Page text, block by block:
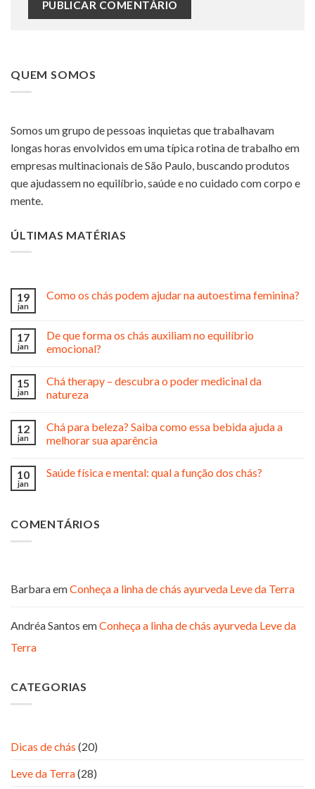
QUEM SOMOS
Somos um grupo de pessoas inquietas que trabalhavam
longas horas envolvidos em uma típica rotina de trabalho em
empresas multinacionais de São Paulo, buscando produtos
que ajudassem no equilíbrio, saúde e no cuidado com corpo e
mente.
ÚLTIMAS MATÉRIAS
19
jan
Como os chás podem ajudar na autoestima feminina?
17
jan
De que forma os chás auxiliam no equilíbrio
emocional?
15
jan
Chá therapy – descubra o poder medicinal da
natureza
12
jan
Chá para beleza? Saiba como essa bebida ajuda a
melhorar sua aparência
10
jan
Saúde física e mental: qual a função dos chás?
COMENTÁRIOS
BarbaraemConheça a linha de chás ayurveda Leve da Terra
Andréa Santos emConheça a linha de chás ayurveda Leve da
Terra
CATEGORIAS
Dicas de chás (20)
Leve da Terra(28)